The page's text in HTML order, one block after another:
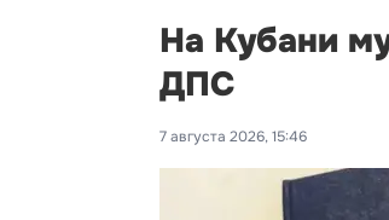
На Кубани
ДПС
7 августа 2026, 15:46